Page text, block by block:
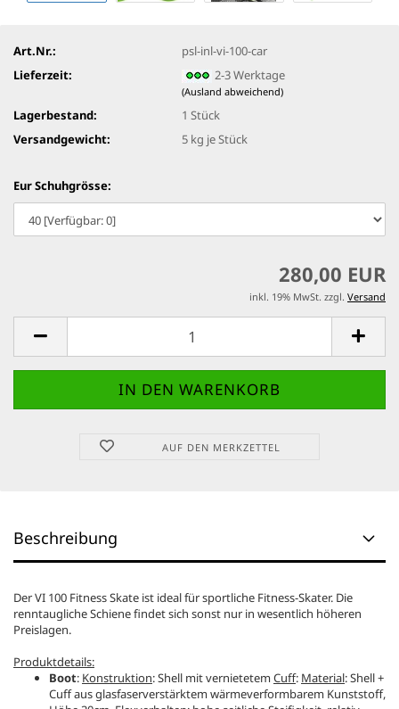
Art.Nr.:
psl-inl-vi-100-car
Lieferzeit:
2-3 Werktage
(Ausland abweichend)
Lagerbestand: 1 Stück
Versandgewicht:
5 kg je Stück
Eur Schuhgrösse:
280,00 EUR
inkl. 19% MwSt. zzgl. Versand
AUF DEN MERKZETTEL
Beschreibung
Der VI 100 Fitness Skate ist ideal für sportliche Fitness-Skater. Die
renntaugliche Schiene findet sich sonst nur in wesentlich höheren
Preislagen.
Produktdetails:
Boot: Konstruktion: Shell mit vernietetem Cuff: Material: Shell +
Cuff aus glasfaserverstärktem wärmeverformbarem Kunststoff,